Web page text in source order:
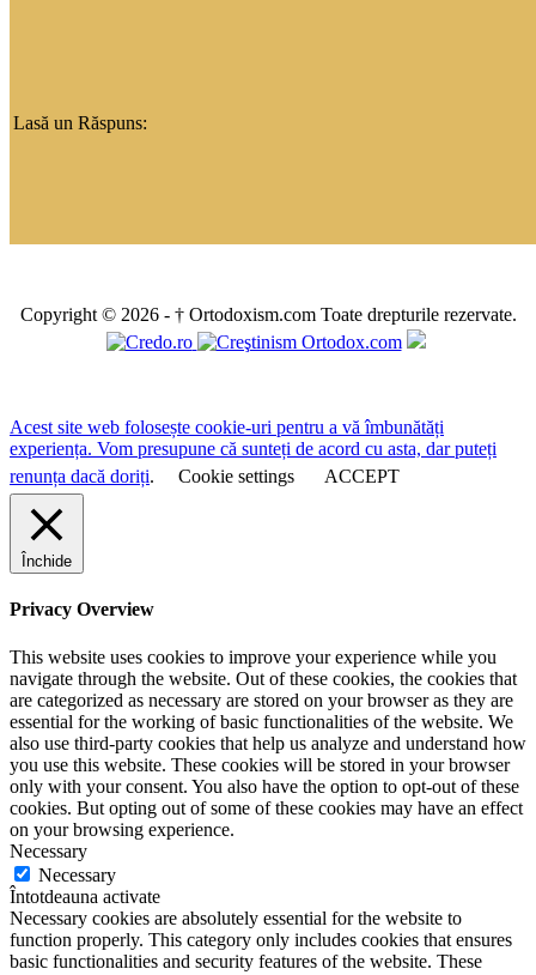
Lasă un Răspuns:
Copyright © 2026 - † Ortodoxism.com Toate drepturile rezervate.
Acest site web folosește cookie-uri pentru a vă îmbunătăți
experiența. Vom presupune că sunteți de acord cu asta, dar puteți
renunța dacă doriți. Cookie settings ACCEPT
Închide
Privacy Overview
This website uses cookies to improve your experience while you
navigate through the website. Out of these cookies, the cookies that
are categorized as necessary are stored on your browser as they are
essential for the working of basic functionalities of the website. We
also use third-party cookies that help us analyze and understand how
you use this website. These cookies will be stored in your browser
only with your consent. You also have the option to opt-out of these
cookies. But opting out of some of these cookies may have an effect
on your browsing experience.
Necessary
Necessary
Întotdeauna activate
Necessary cookies are absolutely essential for the website to
function properly. This category only includes cookies that ensures
basic functionalities and security features of the website. These